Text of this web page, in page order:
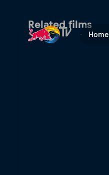
Home
Related films